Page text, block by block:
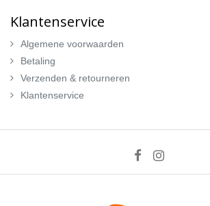
Klantenservice
Algemene voorwaarden
Betaling
Verzenden & retourneren
Klantenservice